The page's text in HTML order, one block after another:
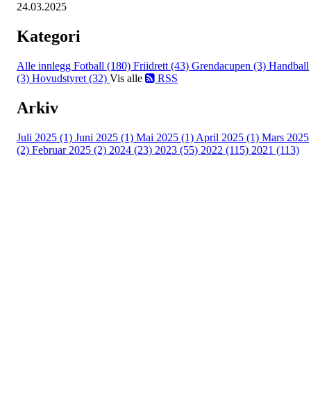
24.03.2025
Kategori
Alle innlegg Fotball (180) Friidrett (43) Grendacupen (3) Handball
(3) Hovudstyret (32) Vis alle RSS
Arkiv
Juli 2025 (1) Juni 2025 (1) Mai 2025 (1) April 2025 (1) Mars 2025
(2) Februar 2025 (2) 2024 (23) 2023 (55) 2022 (115) 2021 (113)